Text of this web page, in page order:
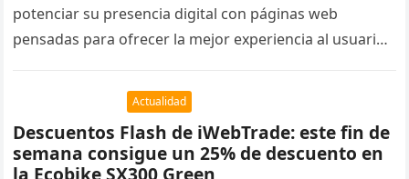
potenciar su presencia digital con páginas web
pensadas para ofrecer la mejor experiencia al usuario
Actualidad
Descuentos Flash de iWebTrade: este fin de
semana consigue un 25% de descuento en
la Ecobike SX300 Green